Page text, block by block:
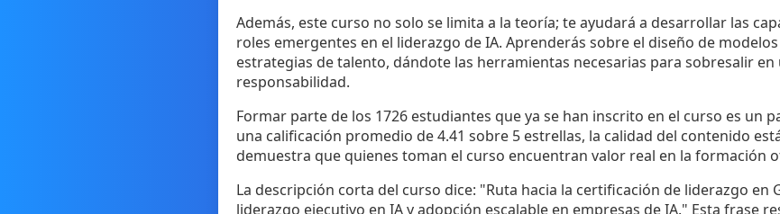
Además, este curso no solo se limita a la teoría; te ayudará a desarrollar las
roles emergentes en el liderazgo de IA. Aprenderás sobre el diseño de
estrategias de talento, dándote las herramientas necesarias para sobresalir
responsabilidad.
Formar parte de los 1726 estudiantes que ya se han inscrito en el curso es un
una calificación promedio de 4.41 sobre 5 estrellas, la calidad del contenido
demuestra que quienes toman el curso encuentran valor real en la formación
La descripción corta del curso dice: "Ruta hacia la certificación de liderazgo en
liderazgo ejecutivo en IA y adopción escalable en empresas de IA." Esta frase